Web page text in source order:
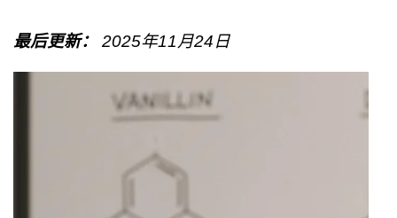
最后更新： 2025年11月24日